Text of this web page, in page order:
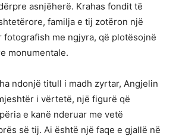
asnjëherë. Krahas fondit të
familja e tij zotëron një
fotografish me ngjyra, që plotësojnë
monumentale.
ndonjë titull i madh zyrtar, Angjelin
i vërtetë, një figurë që
e kanë nderuar me vetë
së tij. Ai është një faqe e gjallë në